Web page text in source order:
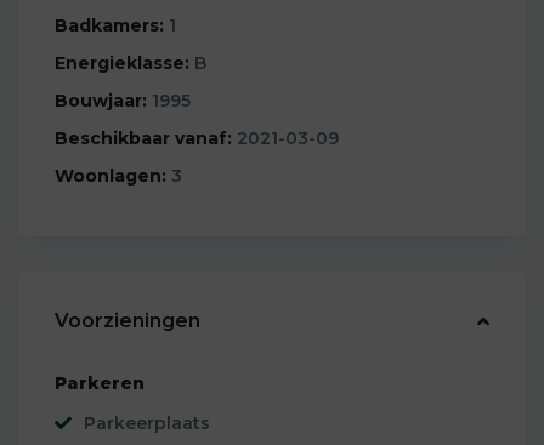
Badkamers: 1
Energieklasse: B
Bouwjaar: 1995
Beschikbaar vanaf: 2021-03-09
Woonlagen: 3
Voorzieningen
Parkeren
Parkeerplaats